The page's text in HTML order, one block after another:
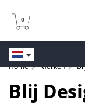
0
0
Home Merken
Blij